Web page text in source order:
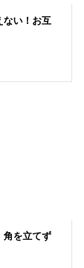
ない！お互
角を立てず